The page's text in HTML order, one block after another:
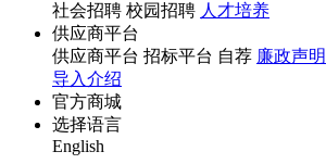
社会招聘 校园招聘 人才培养
供应商平台
供应商平台 招标平台 自荐 廉政声明
导入介绍
官方商城
选择语言
English